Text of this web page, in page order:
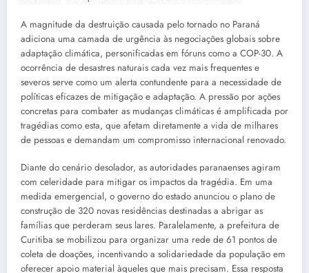
A magnitude da destruição causada pelo tornado no Paraná
adiciona uma camada de urgência às negociações globais sobre
adaptação climática, personificadas em fóruns como a COP-30. A
ocorrência de desastres naturais cada vez mais frequentes e
severos serve como um alerta contundente para a necessidade de
políticas eficazes de mitigação e adaptação. A pressão por ações
concretas para combater as mudanças climáticas é amplificada por
tragédias como esta, que afetam diretamente a vida de milhares
de pessoas e demandam um compromisso internacional renovado.
Diante do cenário desolador, as autoridades paranaenses agiram
com celeridade para mitigar os impactos da tragédia. Em uma
medida emergencial, o governo do estado anunciou o plano de
construção de 320 novas residências destinadas a abrigar as
famílias que perderam seus lares. Paralelamente, a prefeitura de
Curitiba se mobilizou para organizar uma rede de 61 pontos de
coleta de doações, incentivando a solidariedade da população em
oferecer apoio material àqueles que mais precisam. Essa resposta